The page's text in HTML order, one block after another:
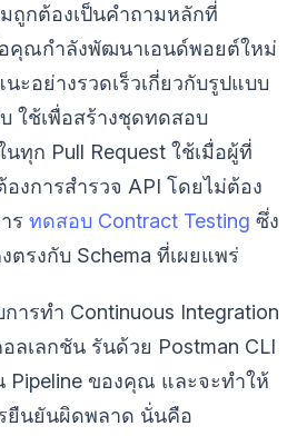
ถูกต้องเป็นคำถามหลักที่
คุณกำลังพัฒนาเอนด์พอยต์ใหม่
ะอย่างรวดเร็วเกี่ยวกับรูปแบบ
ใช้เพื่อสร้างชุดทดสอบ
นทุก Pull Request ใช้เมื่อผู้ที่
งการสำรวจ API โดยไม่ต้อง
ร ทดสอบ Contract Testing ซึ่ง
รงกับ Schema ที่เผยแพร่
การทำ Continuous Integration
ลเลกชัน รันด้วย Postman CLI
Pipeline ของคุณ และจะทำให้
ยืนยันผิดพลาด นั่นคือ